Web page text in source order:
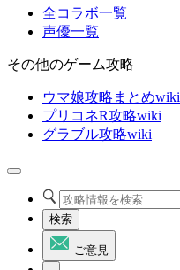
全コラボ一覧
声優一覧
その他のゲーム攻略
ウマ娘攻略まとめwiki
プリコネR攻略wiki
グラブル攻略wiki
検索
ご意見